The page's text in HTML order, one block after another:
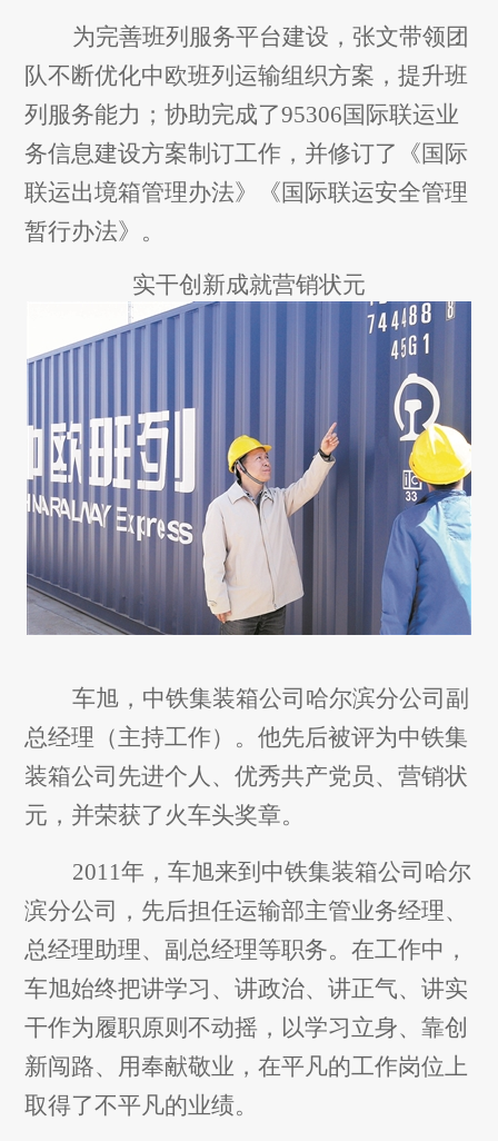
为完善班列服务平台建设，张文带领团
队不断优化中欧班列运输组织方案，提升班
列服务能力；协助完成了95306国际联运业
务信息建设方案制订工作，并修订了《国际
联运出境箱管理办法》《国际联运安全管理
暂行办法》。
实干创新成就营销状元
车旭，中铁集装箱公司哈尔滨分公司副
总经理（主持工作）。他先后被评为中铁集
装箱公司先进个人、优秀共产党员、营销状
元，并荣获了火车头奖章。
2011年，车旭来到中铁集装箱公司哈尔
滨分公司，先后担任运输部主管业务经理、
总经理助理、副总经理等职务。在工作中，
车旭始终把讲学习、讲政治、讲正气、讲实
干作为履职原则不动摇，以学习立身、靠创
新闯路、用奉献敬业，在平凡的工作岗位上
取得了不平凡的业绩。